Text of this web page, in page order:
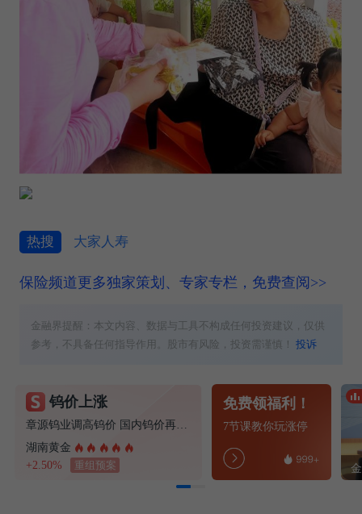
热搜 大家人寿
保险频道更多独家策划、专家专栏，免费查阅>>
金融界提醒：本文内容、数据与工具不构成任何投资建议，仅供
参考，不具备任何指导作用。股市有风险，投资需谨慎！投诉
钨价上涨
湖南黄金
+2.50%
重组预案
免费领福利！
7节课教你玩涨停